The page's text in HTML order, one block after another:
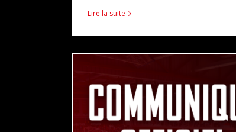
Lire la suite